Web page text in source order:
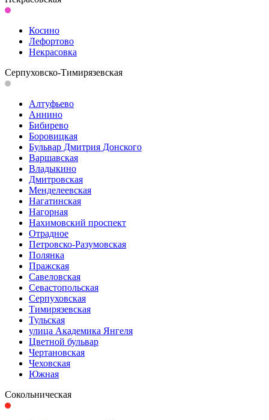
Косино
Лефортово
Некрасовка
Серпуховско-Тимирязевская
Алтуфьево
Аннино
Бибирево
Боровицкая
Бульвар Дмитрия Донского
Варшавская
Владыкино
Дмитровская
Менделеевская
Нагатинская
Нагорная
Нахимовский проспект
Отрадное
Петровско-Разумовская
Полянка
Пражская
Савеловская
Севастопольская
Серпуховская
Тимирязевская
Тульская
улица Академика Янгеля
Цветной бульвар
Чертановская
Чеховская
Южная
Сокольническая